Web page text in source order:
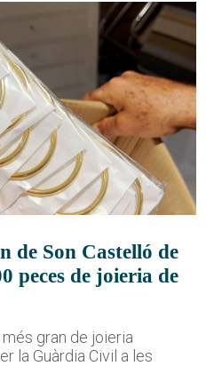
de Son Castelló de
peces de joieria de
gran de joieria
la Guàrdia Civil a les